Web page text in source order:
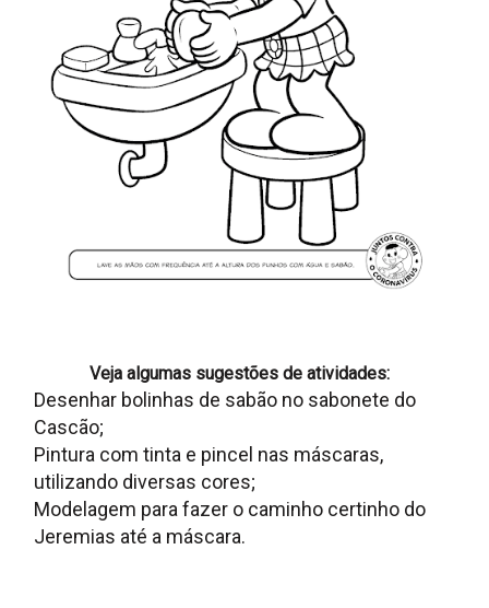
Veja algumas sugestões de atividades:
Desenhar bolinhas de sabão no sabonete do
Cascão;
Pintura com tinta e pincel nas máscaras,
utilizando diversas cores;
Modelagem para fazer o caminho certinho do
Jeremias até a máscara.